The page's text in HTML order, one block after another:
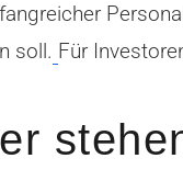
soll. Für